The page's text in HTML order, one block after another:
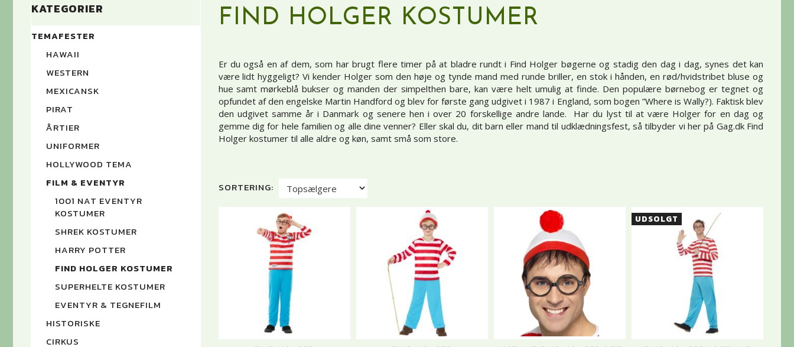
KATEGORIER
TEMAFESTER
HAWAII
WESTERN
MEXICANSK
PIRAT
ÅRTIER
UNIFORMER
HOLLYWOOD TEMA
FILM & EVENTYR
1001 NAT EVENTYR
KOSTUMER
SHREK KOSTUMER
HARRY POTTER
FIND HOLGER KOSTUMER
SUPERHELTE KOSTUMER
EVENTYR & TEGNEFILM
HISTORISKE
CIRKUS
FIND HOLGER KOSTUMER
Er du også en af dem, som har brugt flere timer på at bladre rundt i Find Holger bøgerne og stadig den dag i dag, synes det kan
være lidt hyggeligt? Vi kender Holger som den høje og tynde mand med runde briller, en stok i hånden, en rød/hvidstribet bluse og
hue samt mørkeblå bukser og manden der simpelthen bare, kan være helt umulig at finde. Den populære børnebog er tegnet og
opfundet af den engelske Martin Handford og blev for første gang udgivet i 1987 i England, som bogen ”Where is Wally?). Faktisk blev
den udgivet samme år i Danmark og senere hen i over 20 forskellige andre lande. Har du lyst til at være Holger for en dag og
gemme dig for hele familien og alle dine venner? Eller skal du, dit barn eller mand til udklædningsfest, så tilbyder vi her på Gag.dk Find
Holger kostumer til alle aldre og køn, samt små som store.
SORTERING:
UDSOLGT